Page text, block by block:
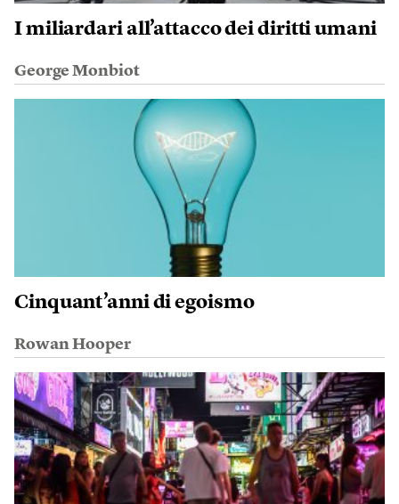
I miliardari all’attacco dei diritti umani
George Monbiot
Cinquant’anni di egoismo
Rowan Hooper